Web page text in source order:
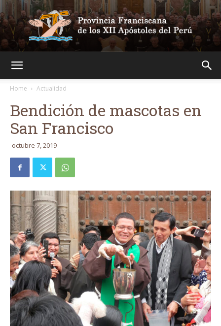
Home
Actualidad
Bendición de mascotas en
San Francisco
octubre 7, 2019